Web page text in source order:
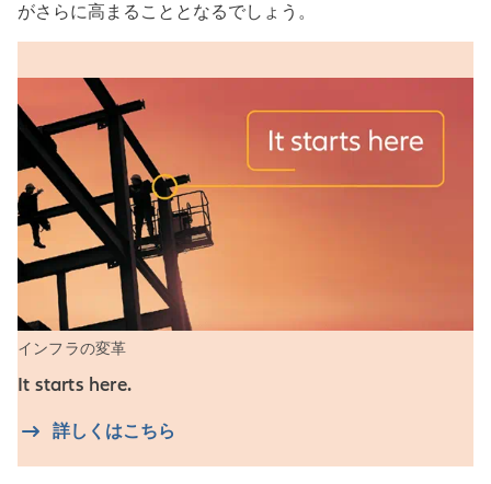
がさらに高まることとなるでしょう。
インフラの変革
It starts here.
詳しくはこちら